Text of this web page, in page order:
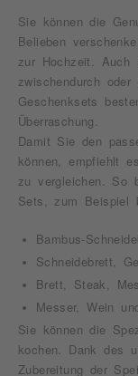
Sie können die
Belieben
zur Hochzeit. Auch
zwischendurch
Geschenksets
Überraschung.
Damit Sie den
können, empfiehlt
zu vergleichen. So
Sets, zum Beispiel
Bambus-
Schneidebrett,
Brett, Steak,
Messer, Wein
Sie können die
kochen. Dank des
Zubereitung der